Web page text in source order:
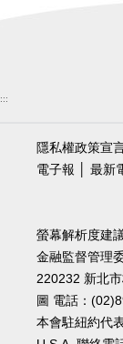
:::
隱私權政策宣
電子報
最新
螢幕解析度建
金融監督管理
220232 新北
圖 電話：
本會駐紐約代